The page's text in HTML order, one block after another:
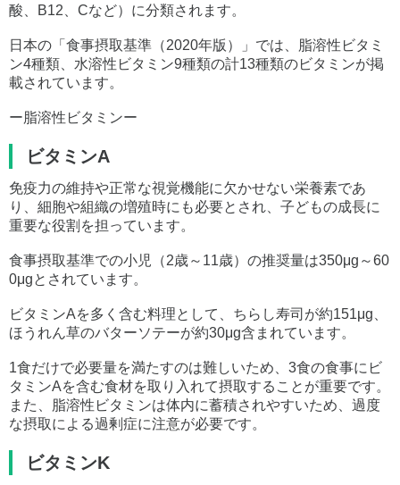
酸、B12、Cなど）に分類されます。
日本の「食事摂取基準（2020年版）」では、脂溶性ビタミ
ン4種類、水溶性ビタミン9種類の計13種類のビタミンが掲
載されています。
ー脂溶性ビタミンー
ビタミンA
免疫力の維持や正常な視覚機能に欠かせない栄養素であ
り、細胞や組織の増殖時にも必要とされ、子どもの成長に
重要な役割を担っています。
食事摂取基準での小児（2歳～11歳）の推奨量は350μg～60
0μgとされています。
ビタミンAを多く含む料理として、ちらし寿司が約151μg、
ほうれん草のバターソテーが約30μg含まれています。
1食だけで必要量を満たすのは難しいため、3食の食事にビ
タミンAを含む食材を取り入れて摂取することが重要です。
また、脂溶性ビタミンは体内に蓄積されやすいため、過度
な摂取による過剰症に注意が必要です。
ビタミンK